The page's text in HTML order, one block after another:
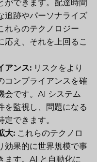
ができます。配達時間
追跡やパーソナライズ
れらのテクノロジー
応え、それを上回るこ
アンス: リスクをより
コンプライアンスを確
会です。AI システム
を監視し、問題になる
できます。
大: これらのテクノロ
効果的に世界規模で事
ます。AI と自動化に